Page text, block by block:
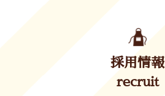
採用情報
recruit